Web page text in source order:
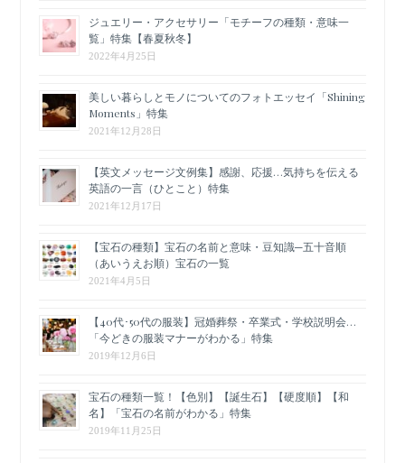
ジュエリー・アクセサリー「モチーフの種類・意味一
覧」特集【春夏秋冬】
2022年4月25日
美しい暮らしとモノについてのフォトエッセイ「Shining
Moments」特集
2021年12月28日
【英文メッセージ文例集】感謝、応援…気持ちを伝える
英語の一言（ひとこと）特集
2021年12月17日
【宝石の種類】宝石の名前と意味・豆知識─五十音順
（あいうえお順）宝石の一覧
2021年4月5日
【40代･50代の服装】冠婚葬祭・卒業式・学校説明会…
「今どきの服装マナーがわかる」特集
2019年12月6日
宝石の種類一覧！【色別】【誕生石】【硬度順】【和
名】「宝石の名前がわかる」特集
2019年11月25日